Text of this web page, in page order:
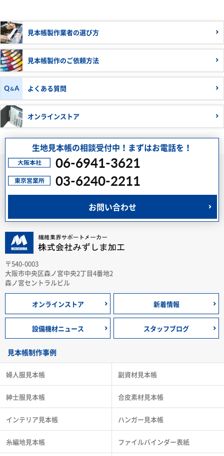
見本帳製作業者の選び方
見本帳製作のご依頼方法
よくある質問
オンラインストア
生地見本帳の相談受付中！まずはお電話を！
06-6941-3621
03-6240-2211
お問い合わせ
〒540-0003
大阪市中央区森ノ宮中央2丁目4番地2
森ノ宮セントラルビル
オンラインストア 新着情報
設備機材ニュース スタッフブログ
見本帳制作事例
婦人服見本帳
紳士服見本帳
インテリア見本帳
糸編地見本帳
副資材見本帳
合皮素材見本帳
ハンガー見本帳
ファイルバインダー表紙